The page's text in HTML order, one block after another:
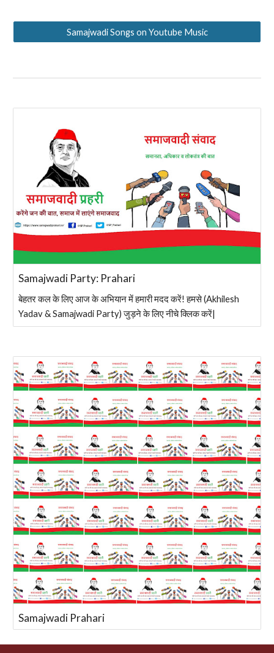
Samajwadi Songs on Youtube Music
Samajwadi Party: Prahari
बेहतर कल के लिए आज के अभियान में हमारी मदद करें! हमसे (Akhilesh
Yadav & Samajwadi Party) जुड़ने के लिए नीचे क्लिक करें|
Samajwadi Prahari